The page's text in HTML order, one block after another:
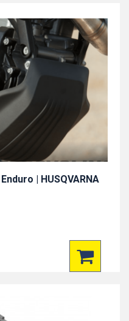
| HUSQVARNA